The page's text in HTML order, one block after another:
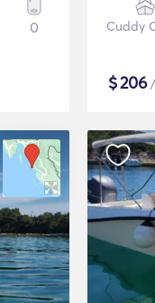
0 Cuddy
$206/